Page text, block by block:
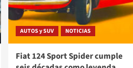
AUTOS y SUV NOTICIAS
Fiat 124 Sport Spider cumple